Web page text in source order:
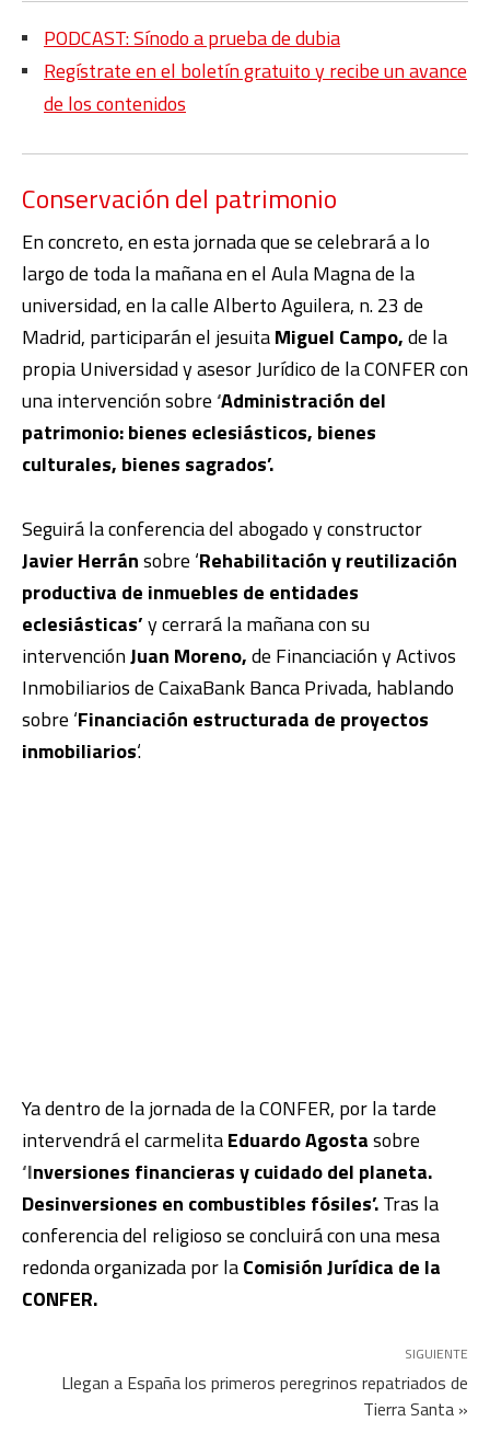
PODCAST: Sínodo a prueba de dubia
Regístrate en el boletín gratuito y recibe un avance
de los contenidos
Conservación del patrimonio
En concreto, en esta jornada que se celebrará a lo
largo de toda la mañana en el Aula Magna de la
universidad, en la calle Alberto Aguilera, n. 23 de
Madrid, participarán el jesuitaMiguel Campo,de la
propia Universidad y asesor Jurídico de la CONFER con
una intervención sobre‘Administración del
patrimonio: bienes eclesiásticos, bienes
culturales, bienes sagrados’.
Seguirá la conferencia del abogado y constructor
Javier Herránsobre ‘Rehabilitación y reutilización
productiva de inmuebles de entidades
eclesiásticas’y cerrará la mañana con su
intervenciónJuan Moreno,de Financiación y Activos
Inmobiliarios de CaixaBank Banca Privada, hablando
sobre ‘Financiación estructurada de proyectos
inmobiliarios‘.
Ya dentro de la jornada de la CONFER, por la tarde
intervendrá el carmelitaEduardo Agostasobre
‘Inversiones financieras y cuidado del planeta.
Desinversiones en combustibles fósiles’.Tras la
conferencia del religioso se concluirá con una mesa
redonda organizada por laComisión Jurídica de la
CONFER.
SIGUIENTE
Llegan a España los primeros peregrinos repatriados de
Tierra Santa »